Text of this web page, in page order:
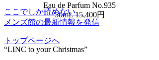
Eau de Parfum No.935
50mL 15,400円
“LINC to your Christmas”
ここでしか読めない、
メンズ館の最新情報を発信
トップページへ